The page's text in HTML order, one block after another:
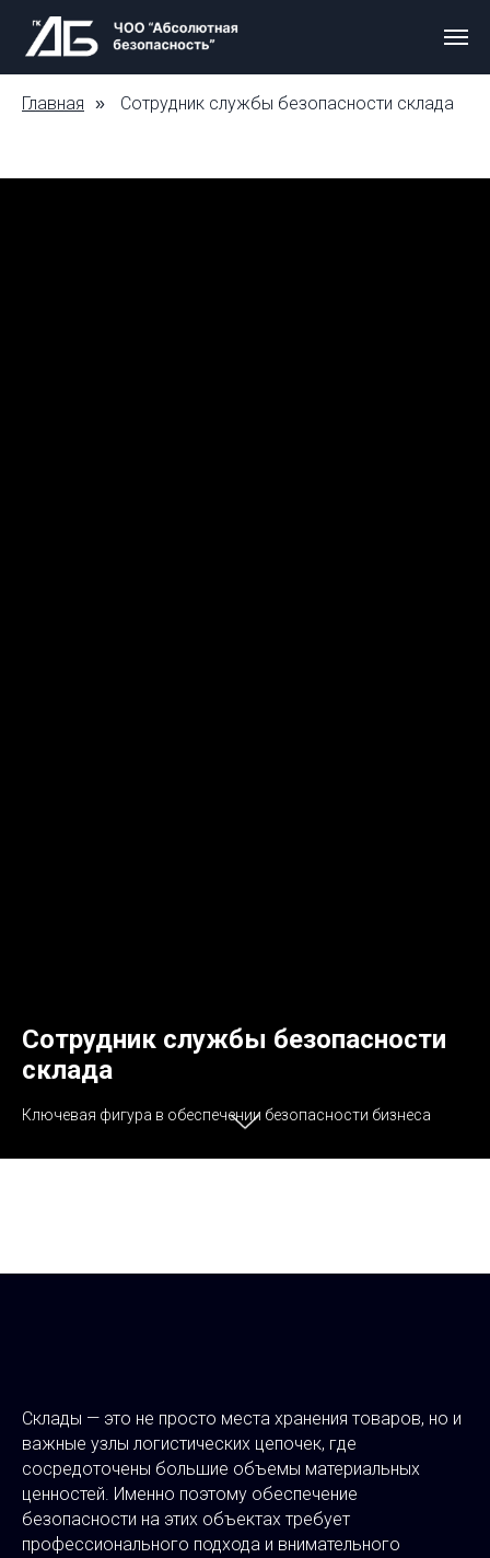
Главная » Сотрудник службы безопасности склада
Сотрудник службы безопасности
склада
Ключевая фигура в обеспечении безопасности бизнеса
Склады — это не просто места хранения товаров, но и
важные узлы логистических цепочек, где
сосредоточены большие объемы материальных
ценностей. Именно поэтому обеспечение
безопасности на этих объектах требует
профессионального подхода и внимательного